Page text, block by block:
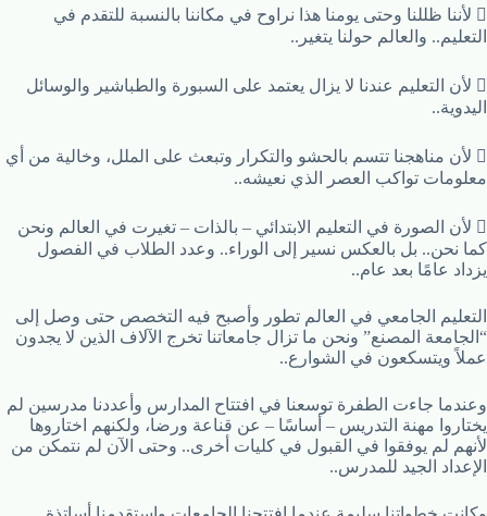
 لأننا ظللنا وحتى يومنا هذا نراوح في مكاننا بالنسبة للتقدم في
التعليم.. والعالم حولنا يتغير..
 لأن التعليم عندنا لا يزال يعتمد على السبورة والطباشير والوسائل
اليدوية..
 لأن مناهجنا تتسم بالحشو والتكرار وتبعث على الملل، وخالية من أي
معلومات تواكب العصر الذي نعيشه..
 لأن الصورة في التعليم الابتدائي – بالذات – تغيرت في العالم ونحن
كما نحن.. بل بالعكس نسير إلى الوراء.. وعدد الطلاب في الفصول
يزداد عامًا بعد عام..
التعليم الجامعي في العالم تطور وأصبح فيه التخصص حتى وصل إلى
“الجامعة المصنع” ونحن ما تزال جامعاتنا تخرج الآلاف الذين لا يجدون
عملاً ويتسكعون في الشوارع..
وعندما جاءت الطفرة توسعنا في افتتاح المدارس وأعددنا مدرسين لم
يختاروا مهنة التدريس – أساسًا – عن قناعة ورضا، ولكنهم اختاروها
لأنهم لم يوفقوا في القبول في كليات أخرى.. وحتى الآن لم نتمكن من
الإعداد الجيد للمدرس..